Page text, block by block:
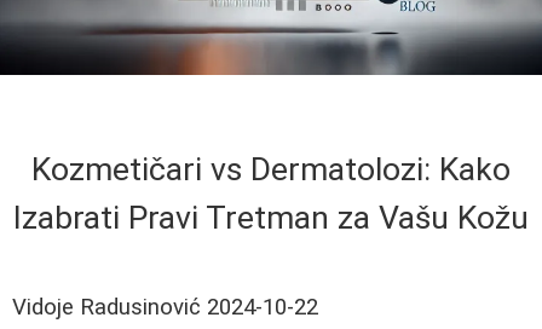
Kozmetičari vs Dermatolozi: Kako
Izabrati Pravi Tretman za Vašu Kožu
Vidoje Radusinović 2024-10-22